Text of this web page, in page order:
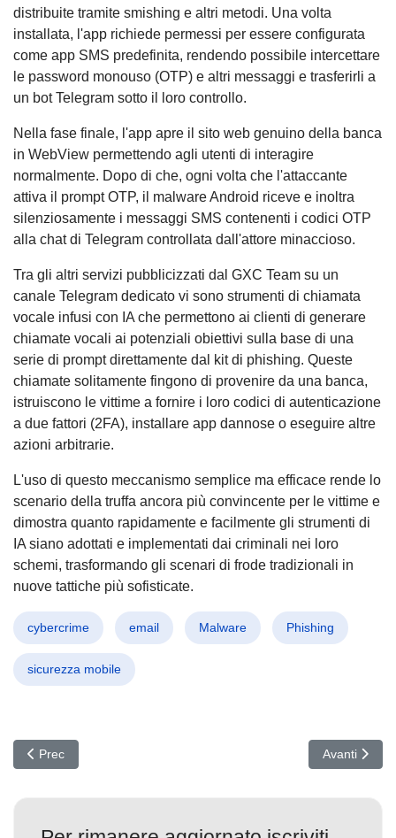
distribuite tramite smishing e altri metodi. Una volta
installata, l'app richiede permessi per essere configurata
come app SMS predefinita, rendendo possibile intercettare
le password monouso (OTP) e altri messaggi e trasferirli a
un bot Telegram sotto il loro controllo.
Nella fase finale, l'app apre il sito web genuino della banca
in WebView permettendo agli utenti di interagire
normalmente. Dopo di che, ogni volta che l'attaccante
attiva il prompt OTP, il malware Android riceve e inoltra
silenziosamente i messaggi SMS contenenti i codici OTP
alla chat di Telegram controllata dall'attore minaccioso.
Tra gli altri servizi pubblicizzati dal GXC Team su un
canale Telegram dedicato vi sono strumenti di chiamata
vocale infusi con IA che permettono ai clienti di generare
chiamate vocali ai potenziali obiettivi sulla base di una
serie di prompt direttamente dal kit di phishing. Queste
chiamate solitamente fingono di provenire da una banca,
istruiscono le vittime a fornire i loro codici di autenticazione
a due fattori (2FA), installare app dannose o eseguire altre
azioni arbitrarie.
L'uso di questo meccanismo semplice ma efficace rende lo
scenario della truffa ancora più convincente per le vittime e
dimostra quanto rapidamente e facilmente gli strumenti di
IA siano adottati e implementati dai criminali nei loro
schemi, trasformando gli scenari di frode tradizionali in
nuove tattiche più sofisticate.
cybercrime email Malware Phishing
sicurezza mobile
Articolo precedente: Attacco Bloody Wolf: Malware STRRAT
Prec Articolo
Avanti